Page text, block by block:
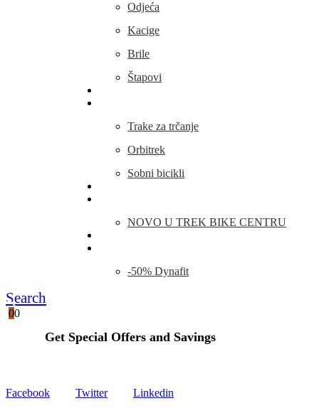
Odjeća
Kacige
Brile
Štapovi
Trake za trčanje
Orbitrek
Sobni bicikli
NOVO U TREK BIKE CENTRU
-50% Dynafit
Search
00
Get Special Offers and Savings
Facebook Twitter Linkedin